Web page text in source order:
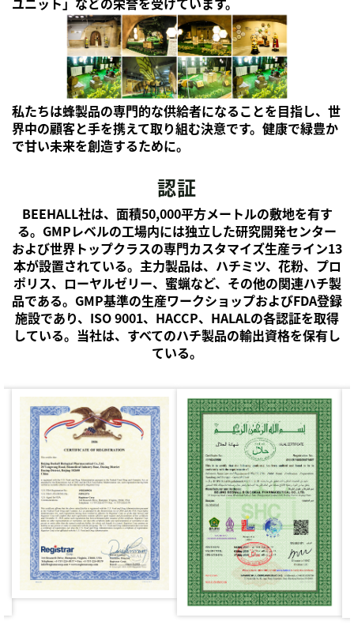
私たちは蜂製品の専門的な供給者になることを目指し、世
界中の顧客と手を携えて取り組む決意です。健康で緑豊か
で甘い未来を創造するために。
認証
BEEHALL社は、面積50,000平方メートルの敷地を有す
る。GMPレベルの工場内には独立した研究開発センター
および世界トップクラスの専門カスタマイズ生産ライン13
本が設置されている。主力製品は、ハチミツ、花粉、プロ
ポリス、ローヤルゼリー、蜜蝋など、その他の関連ハチ製
品である。GMP基準の生産ワークショップおよびFDA登録
施設であり、ISO 9001、HACCP、HALALの各認証を取得
している。当社は、すべてのハチ製品の輸出資格を保有し
ている。